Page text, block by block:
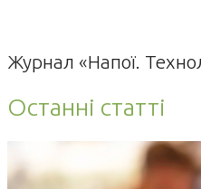
Журнал «Напої.
Останні статті